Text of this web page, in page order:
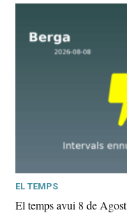
EL TEMPS
El temps avui 8 de